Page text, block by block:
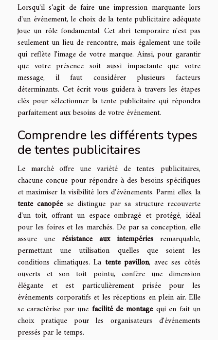
Lorsqu'il s'agit de faire une impression marquante lors
d'un événement, le choix de la tente publicitaire adéquate
joue un rôle fondamental. Cet abri temporaire n'est pas
seulement un lieu de rencontre, mais également une toile
qui reflète l'image de votre marque. Ainsi, pour garantir
que votre présence soit aussi impactante que votre
message, il faut considérer plusieurs facteurs
déterminants. Cet écrit vous guidera à travers les étapes
clés pour sélectionner la tente publicitaire qui répondra
parfaitement aux besoins de votre événement.
Comprendre les différents types
de tentes publicitaires
Le marché offre une variété de tentes publicitaires,
chacune conçue pour répondre à des besoins spécifiques
et maximiser la visibilité lors d'événements. Parmi elles, la
tente canopéese distingue par sa structure recouverte
d'un toit, offrant un espace ombragé et protégé, idéal
pour les foires et les marchés. De par sa conception, elle
assure une résistance aux intempéries remarquable,
permettant une utilisation quelles que soient les
conditions climatiques. La tente pavillon, avec ses côtés
ouverts et son toit pointu, confère une dimension
élégante et est particulièrement prisée pour les
événements corporatifs et les réceptions en plein air. Elle
se caractérise par une facilité de montagequi en fait un
choix pratique pour les organisateurs d'événements
pressés par le temps.